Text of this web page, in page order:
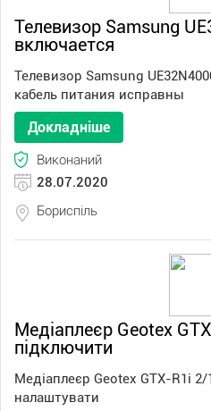
Телевизор Samsung
включается
Телевизор Samsung
кабель питания исправны
Докладніше
Виконаний
28.07.2020
Бориспіль
Медіаплеєр Geotex
підключити
Медіаплеєр Geotex GTX-R1i
налаштувати